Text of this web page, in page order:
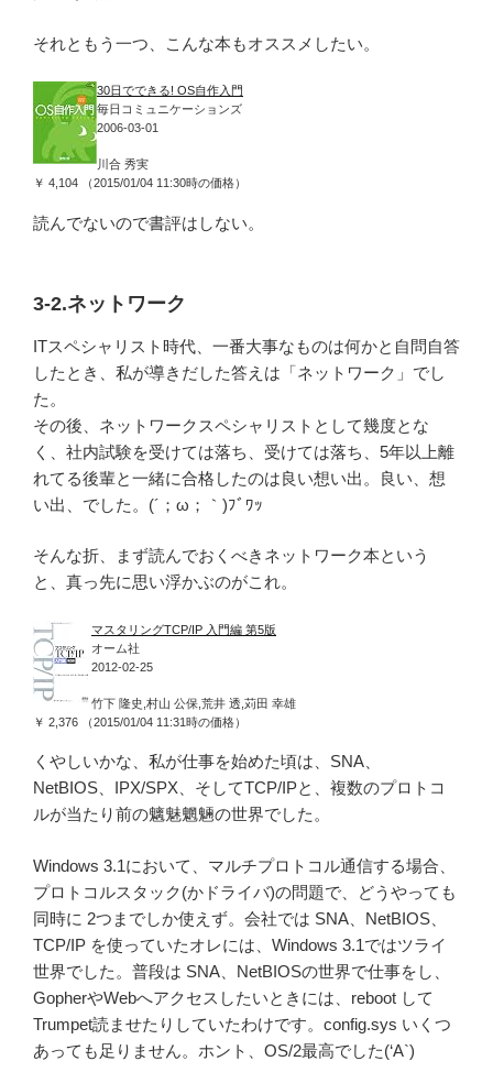
それともう一つ、こんな本もオススメしたい。
30日でできる! OS自作入門
毎日コミュニケーションズ
2006-03-01
川合 秀実
￥ 4,104 （2015/01/04 11:30時の価格）
読んでないので書評はしない。
3-2.ネットワーク
ITスペシャリスト時代、一番大事なものは何かと自問自答
したとき、私が導きだした答えは「ネットワーク」でし
た。
その後、ネットワークスペシャリストとして幾度とな
く、社内試験を受けては落ち、受けては落ち、5年以上離
れてる後輩と一緒に合格したのは良い想い出。良い、想
い出、でした。(´；ω；｀)ﾌﾞﾜｯ
そんな折、まず読んでおくべきネットワーク本という
と、真っ先に思い浮かぶのがこれ。
マスタリングTCP/IP 入門編 第5版
オーム社
2012-02-25
竹下 隆史,村山 公保,荒井 透,苅田 幸雄
￥ 2,376 （2015/01/04 11:31時の価格）
くやしいかな、私が仕事を始めた頃は、SNA、
NetBIOS、IPX/SPX、そしてTCP/IPと、複数のプロトコ
ルが当たり前の魑魅魍魎の世界でした。
Windows 3.1において、マルチプロトコル通信する場合、
プロトコルスタック(かドライバ)の問題で、どうやっても
同時に 2つまでしか使えず。会社では SNA、NetBIOS、
TCP/IP を使っていたオレには、Windows 3.1ではツライ
世界でした。普段は SNA、NetBIOSの世界で仕事をし、
GopherやWebへアクセスしたいときには、reboot して
Trumpet読ませたりしていたわけです。config.sys いくつ
あっても足りません。ホント、OS/2最高でした(‘A`)